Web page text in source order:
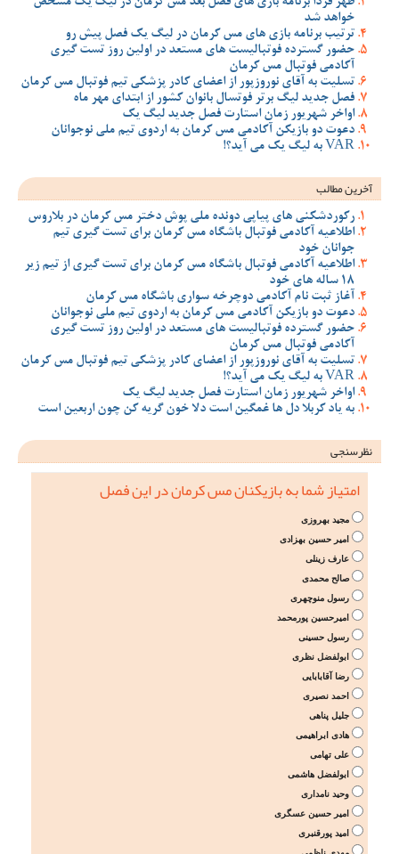
خواهد شد
ترتیب برنامه بازی های مس کرمان در لیگ یک فصل پیش رو
حضور گسترده فوتبالیست های مستعد در اولین روز تست گیری
آکادمی فوتبال مس کرمان
تسلیت به آقای نوروزپور از اعضای کادر پزشکی تیم فوتبال مس کرمان
فصل جدید لیگ برتر فوتسال بانوان کشور از ابتدای مهر ماه
اواخر شهریور زمان استارت فصل جدید لیگ یک
دعوت دو بازیکن آکادمی مس کرمان به اردوی تیم ملی نوجوانان
VAR به لیگ یک می آید؟!
آخرین مطالب
رکوردشکنی های پیاپی دونده ملی پوش دختر مس کرمان در بلاروس
اطلاعیه آکادمی فوتبال باشگاه مس کرمان برای تست گیری تیم
جوانان خود
اطلاعیه آکادمی فوتبال باشگاه مس کرمان برای تست گیری از تیم زیر
18 ساله های خود
آغاز ثبت نام آکادمی دوچرخه سواری باشگاه مس کرمان
دعوت دو بازیکن آکادمی مس کرمان به اردوی تیم ملی نوجوانان
حضور گسترده فوتبالیست های مستعد در اولین روز تست گیری
آکادمی فوتبال مس کرمان
تسلیت به آقای نوروزپور از اعضای کادر پزشکی تیم فوتبال مس کرمان
VAR به لیگ یک می آید؟!
اواخر شهریور زمان استارت فصل جدید لیگ یک
به یاد کربلا دل ها غمگین است دلا خون گریه کن چون اربعین است
نظرسنجی
امتیاز شما به بازیکنان مس کرمان در این فصل
مجید بهروزی
امیر حسین بهزادی
عارف زینلی
صالح محمدی
رسول منوچهری
امیرحسین پورمحمد
رسول حسینی
ابولفضل نظری
رضا آقابابایی
احمد نصیری
جلیل پناهی
هادی ابراهیمی
علی تهامی
ابولفضل هاشمی
وحید نامداری
امیر حسین عسگری
امید پورقنبری